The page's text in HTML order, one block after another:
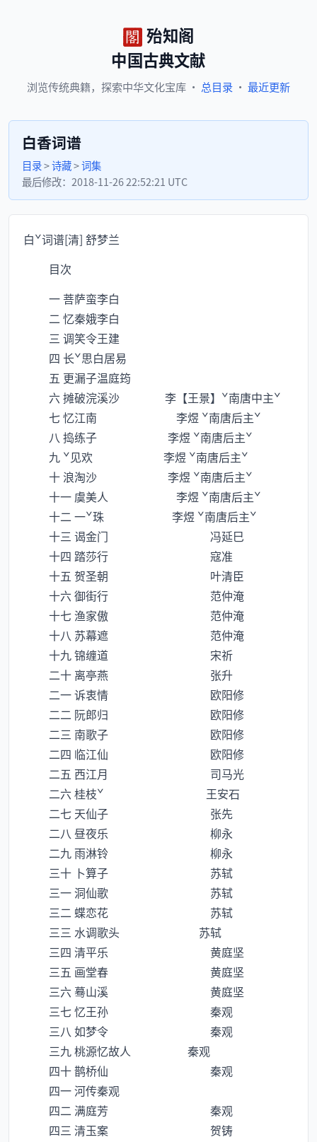
殆知阁
中国古典文献
浏览传统典籍， 探索中华文化宝库 · 总目录 · 最近更新
白香词谱
目录>诗藏>词集
最后修改： 2018-11-26 22:52:21 UTC
白ˇ词谱[清] 舒梦兰
目次
一 菩萨蛮李白
二 忆秦娥李白
三 调笑令王建
四 长ˇ思白居易
五 更漏子温庭筠
六 摊破浣溪沙 李【王景】ˇ南唐中主ˇ
七 忆江南 李煜 ˇ南唐后主ˇ
八 捣练子 李煜 ˇ南唐后主ˇ
九 ˇ见欢 李煜 ˇ南唐后主ˇ
十 浪淘沙 李煜 ˇ南唐后主ˇ
十一 虞美人 李煜 ˇ南唐后主ˇ
十二 一ˇ珠 李煜 ˇ南唐后主ˇ
十三 谒金门 冯延巳
十四 踏莎行 寇准
十五 贺圣朝 叶清臣
十六 御街行 范仲淹
十七 渔家傲 范仲淹
十八 苏幕遮 范仲淹
十九 锦缠道 宋祈
二十 离亭燕 张升
二一 诉衷情 欧阳修
二二 阮郎归 欧阳修
二三 南歌子 欧阳修
二四 临江仙 欧阳修
二五 西江月 司马光
二六 桂枝ˇ 王安石
二七 天仙子 张先
二八 昼夜乐 柳永
二九 雨淋铃 柳永
三十 卜算子 苏轼
三一 洞仙歌 苏轼
三二 蝶恋花 苏轼
三三 水调歌头 苏轼
三四 清平乐 黄庭坚
三五 画堂春 黄庭坚
三六 蓦山溪 黄庭坚
三七 忆王孙 秦观
三八 如梦令 秦观
三九 桃源忆故人 秦观
四十 鹊桥仙 秦观
四一 河传秦观
四二 满庭芳 秦观
四三 清玉案 贺铸